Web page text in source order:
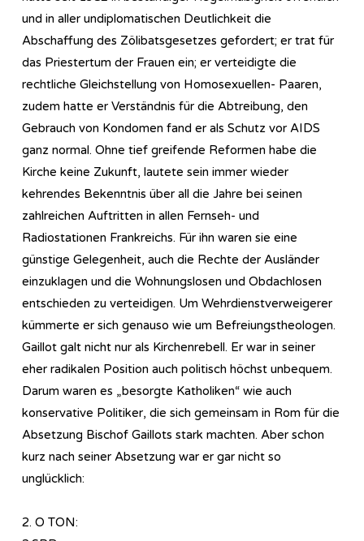
und in aller undiplomatischen Deutlichkeit die
Abschaffung des Zölibatsgesetzes gefordert; er trat für
das Priestertum der Frauen ein; er verteidigte die
rechtliche Gleichstellung von Homosexuellen- Paaren,
zudem hatte er Verständnis für die Abtreibung, den
Gebrauch von Kondomen fand er als Schutz vor AIDS
ganz normal. Ohne tief greifende Reformen habe die
Kirche keine Zukunft, lautete sein immer wieder
kehrendes Bekenntnis über all die Jahre bei seinen
zahlreichen Auftritten in allen Fernseh- und
Radiostationen Frankreichs. Für ihn waren sie eine
günstige Gelegenheit, auch die Rechte der Ausländer
einzuklagen und die Wohnungslosen und Obdachlosen
entschieden zu verteidigen. Um Wehrdienstverweigerer
kümmerte er sich genauso wie um Befreiungstheologen.
Gaillot galt nicht nur als Kirchenrebell. Er war in seiner
eher radikalen Position auch politisch höchst unbequem.
Darum waren es „besorgte Katholiken“ wie auch
konservative Politiker, die sich gemeinsam in Rom für die
Absetzung Bischof Gaillots stark machten. Aber schon
kurz nach seiner Absetzung war er gar nicht so
unglücklich:
2. O TON: